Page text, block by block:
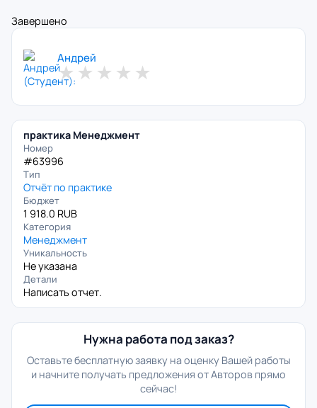
Завершено
Андрей
★ ★ ★ ★ ★
практика Менеджмент
Номер
#63996
Тип
Отчёт по практике
Бюджет
1 918.0 RUB
Категория
Менеджмент
Уникальность
Не указана
Детали
Написать отчет.
Нужна работа под заказ?
Оставьте бесплатную заявку на оценку Вашей работы
и начните получать предложения от Авторов прямо
сейчас!